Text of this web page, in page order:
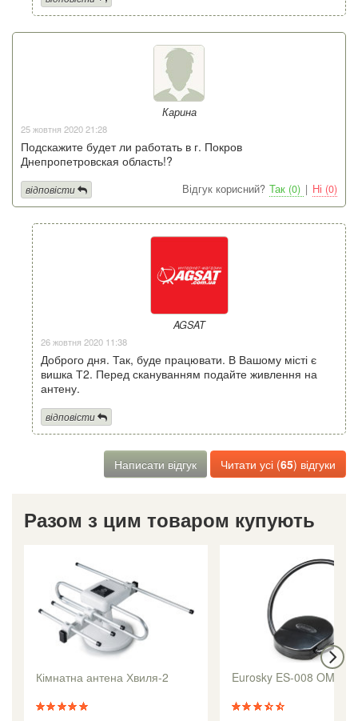
Карина
25 жовтня 2020 21:28
Подскажите будет ли работать в г. Покров
Днепропетровская область!?
Відгук корисний? Так (0) | Ні (0)
відповісти
AGSAT
26 жовтня 2020 11:38
Доброго дня. Так, буде працювати. В Вашому місті є
вишка Т2. Перед скануванням подайте живлення на
антену.
відповісти
Написати відгук Читати усі (65) відгуки
Разом з цим товаром купують
Кімнатна антена Хвиля-2 Eurosky ES-008 OMEGA